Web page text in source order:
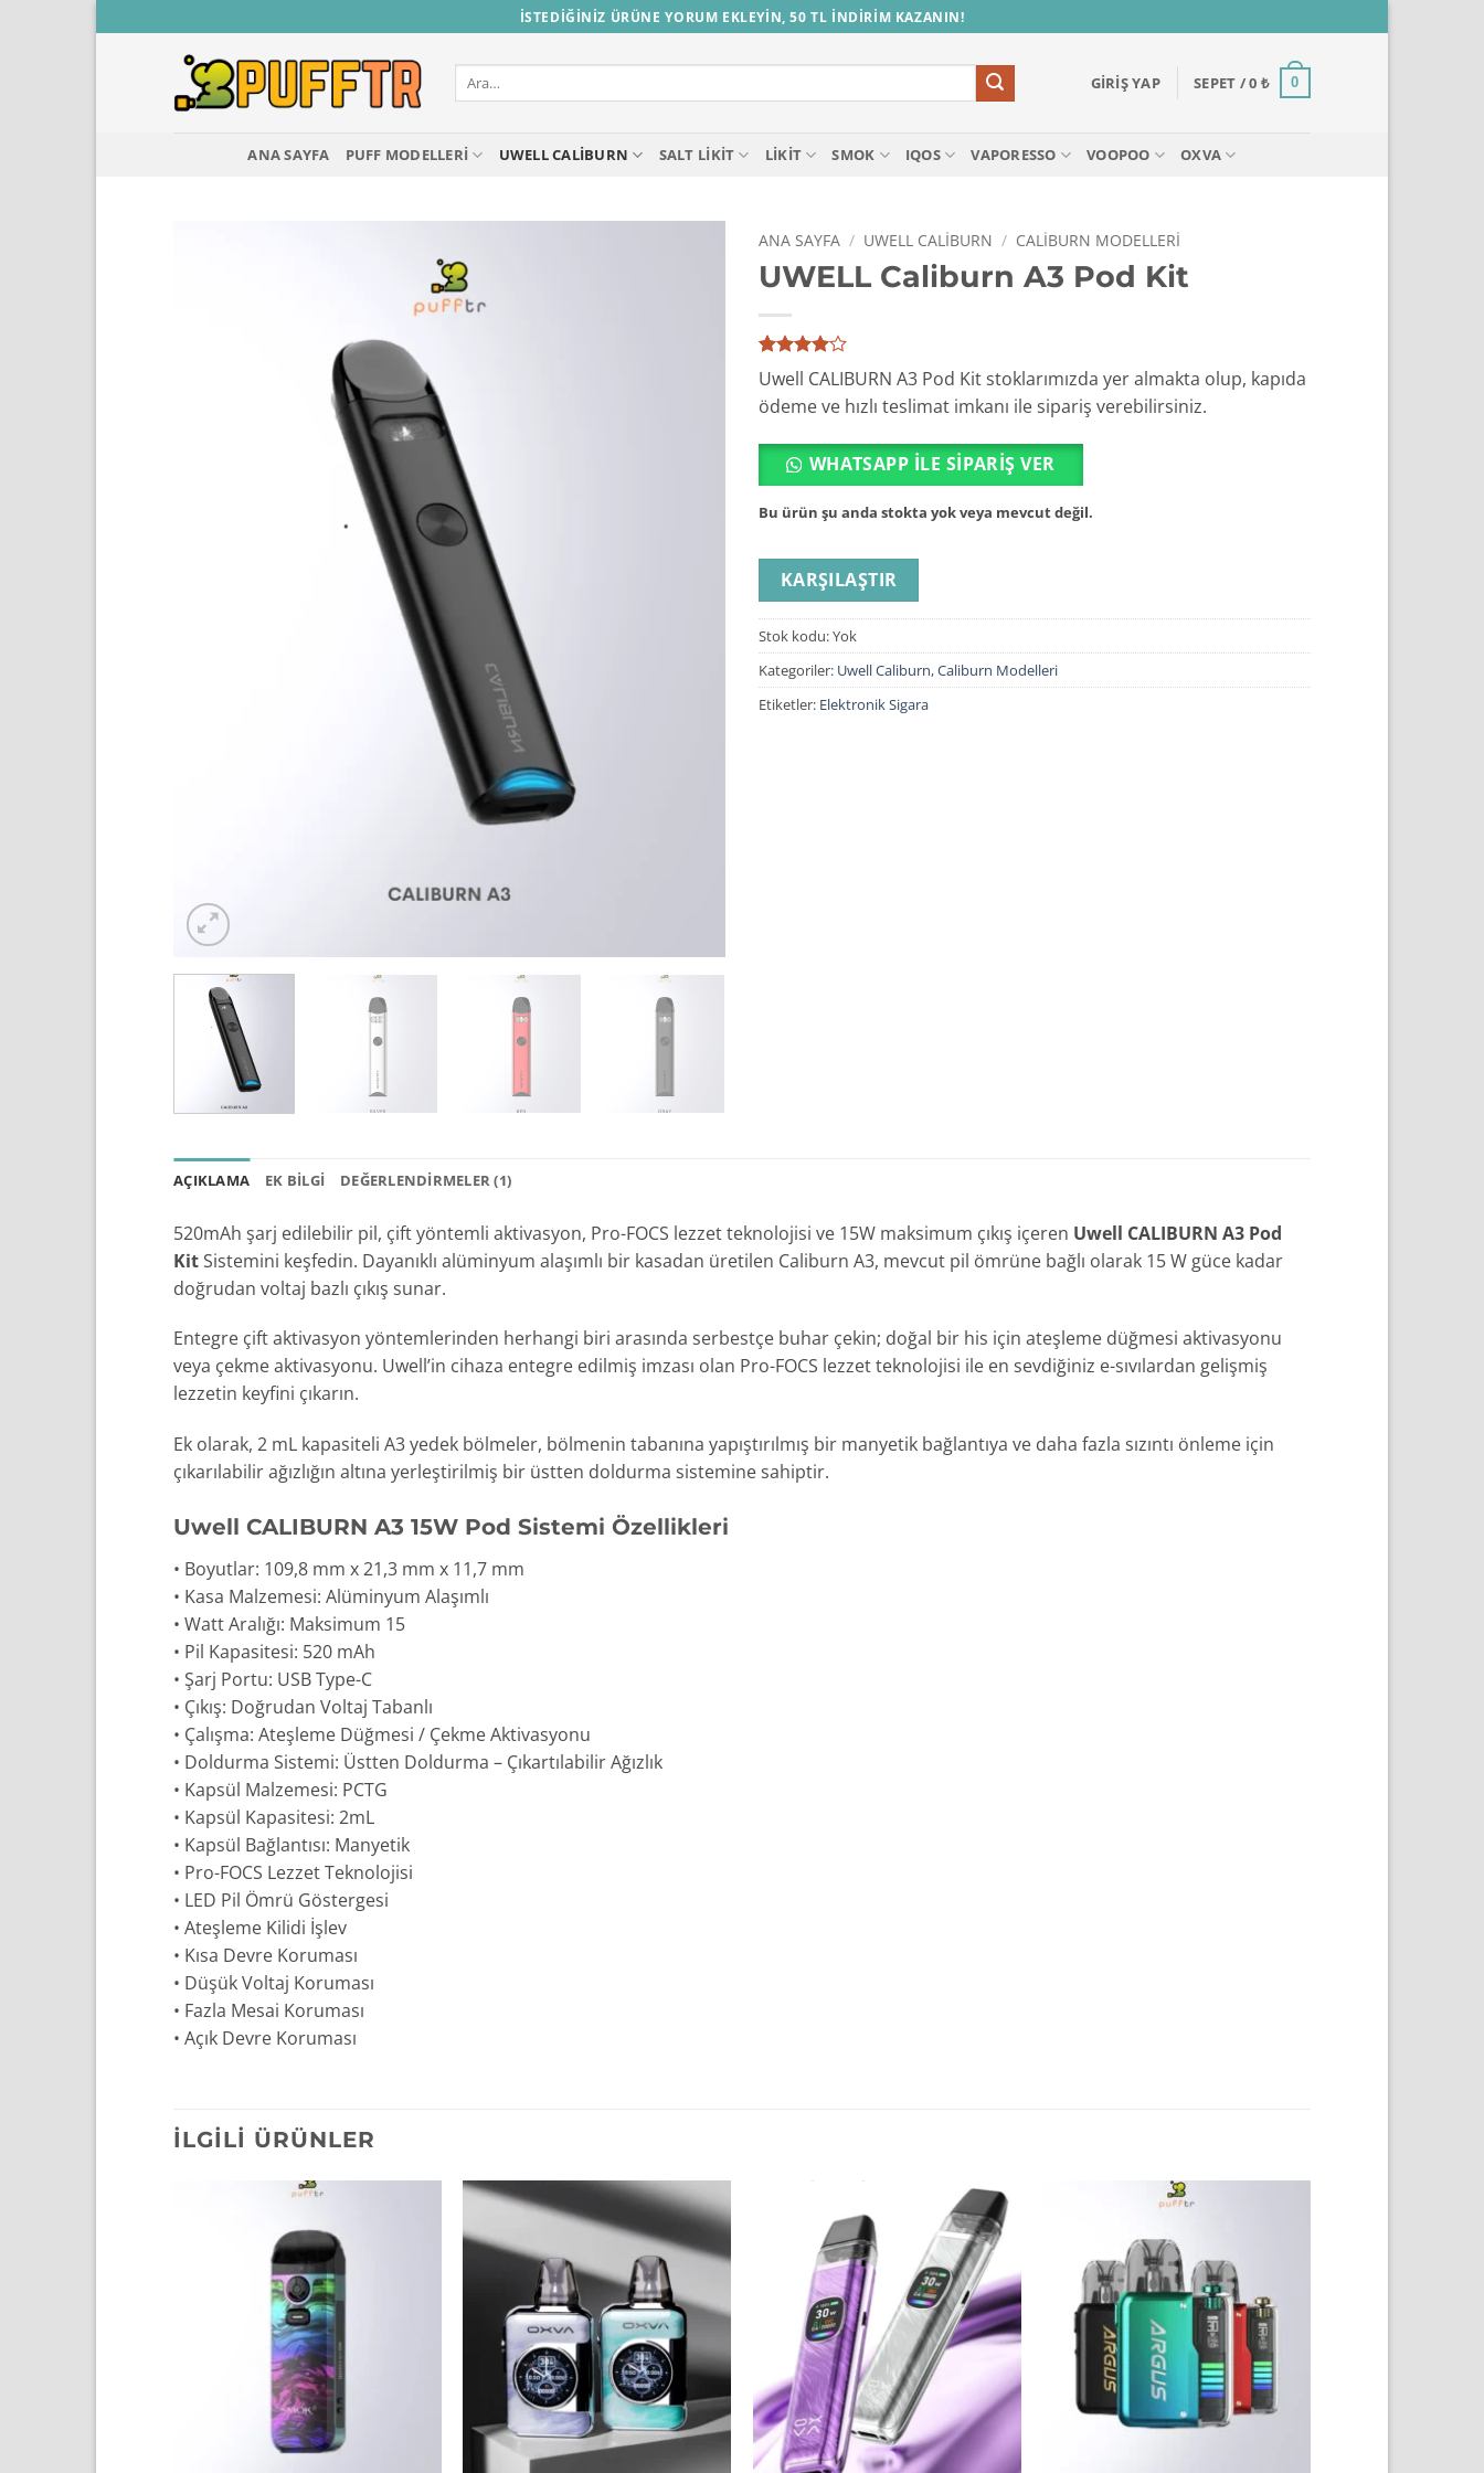
atla
İSTEDİĞİNİZ ÜRÜNE YORUM EKLEYİN, 50 TL İNDİRİM KAZANIN!
Ara: GIRIŞ YAP SEPET /0 ₺ 0
ANA SAYFA PUFF MODELLERI UWELL CALIBURN SALT LIKIT LIKIT SMOK IQOS VAPORESSO VOOPOO OXVA
ANA SAYFA / UWELL CALIBURN / CALIBURN MODELLERI
UWELL Caliburn A3 Pod Kit
1müşteri
puanına
dayanarak
üzerinden
puan
Uwell CALIBURN A3 Pod Kit stoklarımızda yer almakta olup, kapıda
ödeme ve hızlı teslimat imkanı ile sipariş verebilirsiniz.
WHATSAPP ILE SIPARIŞ VER
Bu ürün şu anda stokta yok veya mevcut değil.
KARŞILAŞTIR
Stok kodu:Yok
Kategoriler: Uwell Caliburn,Caliburn Modelleri
Etiketler: Elektronik Sigara
AÇIKLAMA EK BILGI DEĞERLENDIRMELER (1)
520mAh şarj edilebilir pil, çift yöntemli aktivasyon, Pro-FOCS lezzet teknolojisi ve 15W maksimum çıkış içeren Uwell CALIBURN A3 Pod
KitSistemini keşfedin. Dayanıklı alüminyum alaşımlı bir kasadan üretilen Caliburn A3, mevcut pil ömrüne bağlı olarak 15 W güce kadar
doğrudan voltaj bazlı çıkış sunar.
Entegre çift aktivasyon yöntemlerinden herhangi biri arasında serbestçe buhar çekin; doğal bir his için ateşleme düğmesi aktivasyonu
veya çekme aktivasyonu. Uwell’in cihaza entegre edilmiş imzası olan Pro-FOCS lezzet teknolojisi ile en sevdiğiniz e-sıvılardan gelişmiş
lezzetin keyfini çıkarın.
Ek olarak, 2 mL kapasiteli A3 yedek bölmeler, bölmenin tabanına yapıştırılmış bir manyetik bağlantıya ve daha fazla sızıntı önleme için
çıkarılabilir ağızlığın altına yerleştirilmiş bir üstten doldurma sistemine sahiptir.
Uwell CALIBURN A3 15W Pod Sistemi Özellikleri
• Boyutlar: 109,8 mm x 21,3 mm x 11,7 mm
• Kasa Malzemesi: Alüminyum Alaşımlı
• Watt Aralığı: Maksimum 15
• Pil Kapasitesi: 520 mAh
• Şarj Portu: USB Type-C
• Çıkış: Doğrudan Voltaj Tabanlı
• Çalışma: Ateşleme Düğmesi / Çekme Aktivasyonu
• Doldurma Sistemi: Üstten Doldurma – Çıkartılabilir Ağızlık
• Kapsül Malzemesi: PCTG
• Kapsül Kapasitesi: 2mL
• Kapsül Bağlantısı: Manyetik
• Pro-FOCS Lezzet Teknolojisi
• LED Pil Ömrü Göstergesi
• Ateşleme Kilidi İşlev
• Kısa Devre Koruması
• Düşük Voltaj Koruması
• Fazla Mesai Koruması
• Açık Devre Koruması
İLGILI ÜRÜNLER